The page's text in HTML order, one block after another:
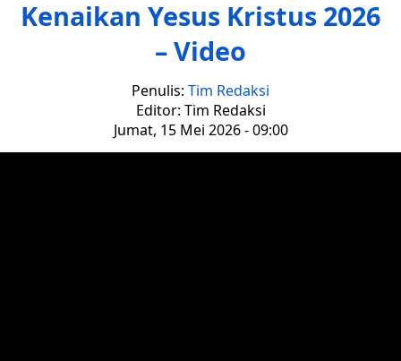
Kenaikan Yesus Kristus 2026
– Video
Penulis: Tim Redaksi
Editor: Tim Redaksi
Jumat, 15 Mei 2026 - 09:00